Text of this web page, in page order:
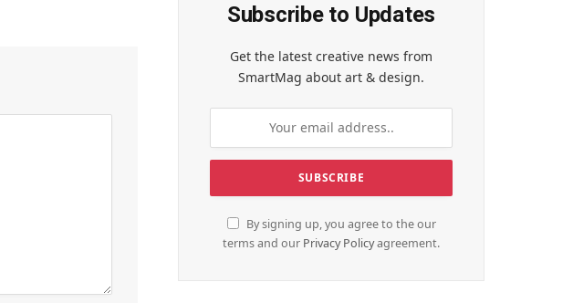
Subscribe to Updates
Get the latest creative news from
SmartMag about art & design.
By signing up, you agree to the our
terms and our Privacy Policyagreement.